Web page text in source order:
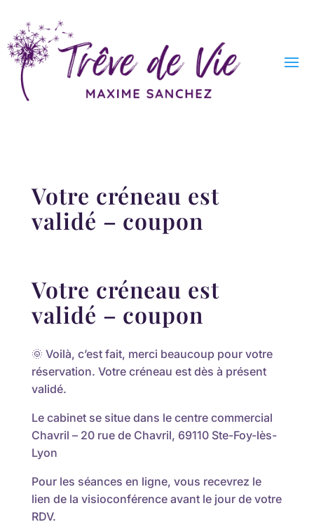
Votre créneau est
validé – coupon
Votre créneau est
validé – coupon
🌞 Voilà, c’est fait, merci beaucoup pour votre
réservation. Votre créneau est dès à présent
validé.
Le cabinet se situe dans le centre commercial
Chavril – 20 rue de Chavril, 69110 Ste-Foy-lès-
Lyon
Pour les séances en ligne, vous recevrez le
lien de la visioconférence avant le jour de votre
RDV.